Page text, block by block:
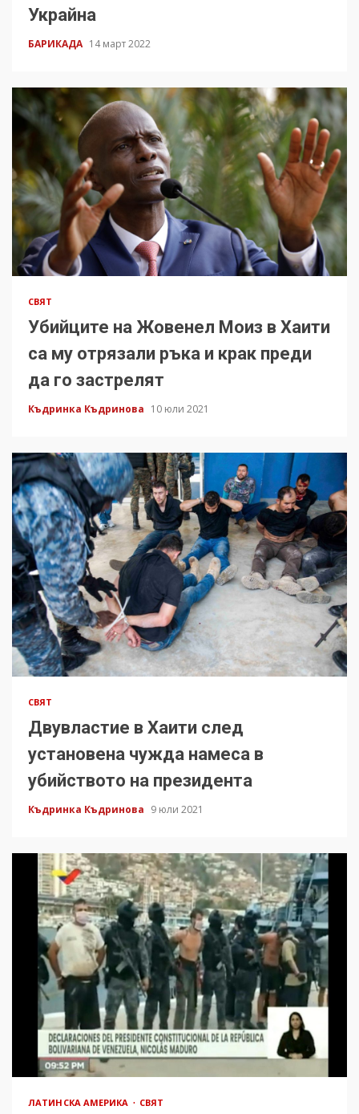
Украйна
БАРИКАДА 14 март 2022
СВЯТ
Убийците на Жовенел Моиз в Хаити
са му отрязали ръка и крак преди
да го застрелят
Къдринка Къдринова 10 юли 2021
СВЯТ
Двувластие в Хаити след
установена чужда намеса в
убийството на президента
Къдринка Къдринова 9 юли 2021
ЛАТИНСКА АМЕРИКА СВЯТ